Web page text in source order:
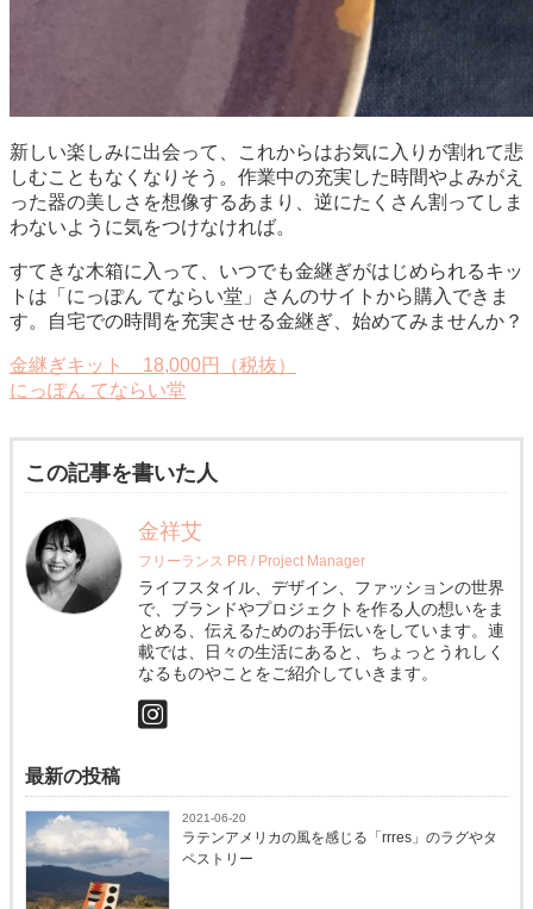
新しい楽しみに出会って、これからはお気に入りが割れて悲
しむこともなくなりそう。作業中の充実した時間やよみがえ
った器の美しさを想像するあまり、逆にたくさん割ってしま
わないように気をつけなければ。
すてきな木箱に入って、いつでも金継ぎがはじめられるキッ
トは「にっぽん てならい堂」さんのサイトから購入できま
す。自宅での時間を充実させる金継ぎ、始めてみませんか？
金継ぎキット 18,000円（税抜）
にっぽん てならい堂
この記事を書いた人
金祥艾
フリーランス PR / Project Manager
ライフスタイル、デザイン、ファッションの世界
で、ブランドやプロジェクトを作る人の想いをま
とめる、伝えるためのお手伝いをしています。連
載では、日々の生活にあると、ちょっとうれしく
なるものやことをご紹介していきます。
最新の投稿
2021-06-20
ラテンアメリカの風を感じる「rrres」のラグやタ
ペストリー